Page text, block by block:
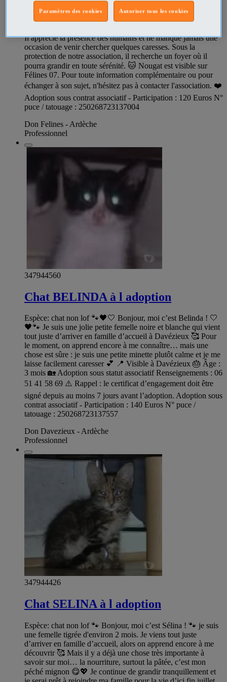
Espèce: chat non lof 🤎NOUGATS Chaton Mâle Très câlin,
Il apprécie la présence des humains et ne manque jamais une
occasion de venir chercher quelques caresses. Sous la
protection de notre association, il recherche un foyer où il
pourra grandir en toute sérénité. 🐱 Nougat est visible sur
Félines 07. Pour toute information complémentaire ou pour
échanger à son sujet, n'hésitez pas à contacter l'association. ❤️
Adoption sous contrat associatif - Participation : 120 Euros N°
puce / tatouage : 250268723137004
Don Felines - Ardèche
Professionnel
347944560
Chat BELINDA à l adoption
Espèce: chat non lof 🐾🖤🤍 Bonjour, moi c’est Belinda ! 🤍
🖤🐾 Je suis une jolie petite femelle noire et blanche qui vient
tout juste d’arriver en famille d’accueil à Davézieux 🥰 Pour
le moment, on apprend encore à me connaître… mais une
chose est sûre : je suis une petite minette plutôt calme et je me
laisse facilement caresser 💕 📍 Visible à Davézieux 🎂 Âge :
3 mois 🏡 Adoption sous statut associatif Renseignements : 06
51 41 58 69 ⚠️ Rappel : le certificat d’engagement doit être
signé depuis au moins 7 jours avant l’adoption. Adoption sous
contrat associatif - Participation : 140 Euros N° puce /
tatouage : 250268723137557
Don Davezieux - Ardèche
Professionnel
347944426
Chat SELINA à l adoption
Espèce: chat non lof 🐾 Bonjour, moi c’est Sélina ! 🐾 je suis
une femelle tigrée d'environ 2 mois. Je viens tout juste
d’arriver en famille d’accueil, alors on apprend encore à me
découvrir 🥰 Mais il y a déjà une chose très importante à
savoir sur moi… la nourriture, surtout la pâtée, c’est mon
péché mignon 😋💖 Je continue de grandir tranquillement et
Autoriser tous les cookies
Paramètres des cookies